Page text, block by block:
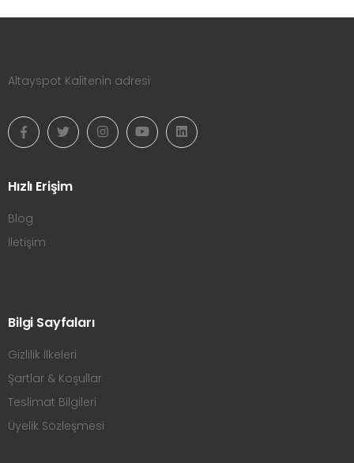
Altayspot Kalitenin adresi
Hızlı Erişim
Blog
İletişim
Bilgi Sayfaları
Gizlilik İlkeleri
Şartlar & Koşullar
Teslimat Bilgileri
Üyelik Sözleşmesi